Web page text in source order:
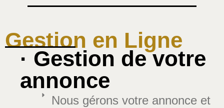
Gestion en Ligne
· Gestion de votre
annonce
Nous gérons votre annonce et